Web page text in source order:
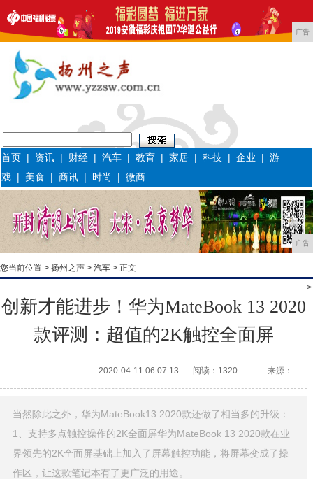
广告
首页 | 资讯 | 财经 |汽车 |教育 |家居 |科技 |企业 |游
戏 | 美食 |商讯 | 时尚 |微商
广告
您当前位置 > 扬州之声 > 汽车 > 正文
>
创新才能进步！华为MateBook 13 2020
款评测：超值的2K触控全面屏
2020-04-11 06:07:13 阅读：1320 来源：
当然除此之外，华为MateBook13 2020款还做了相当多的升级：
1、支持多点触控操作的2K全面屏华为MateBook 13 2020款在业
界领先的2K全面屏基础上加入了屏幕触控功能，将屏幕变成了操
作区，让这款笔记本有了更广泛的用途。